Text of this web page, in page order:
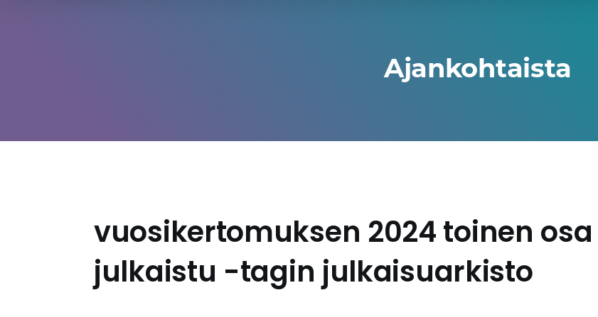
Ajankohtaista
vuosikertomuksen 2024 toinen osa
julkaistu -tagin julkaisuarkisto